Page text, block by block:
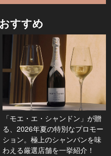
すすめ
「モエ・エ・シャンドン」が贈
る、2026年夏の特別なプロモー
ション。極上のシャンパンを味
わえる厳選店舗を一挙紹介！